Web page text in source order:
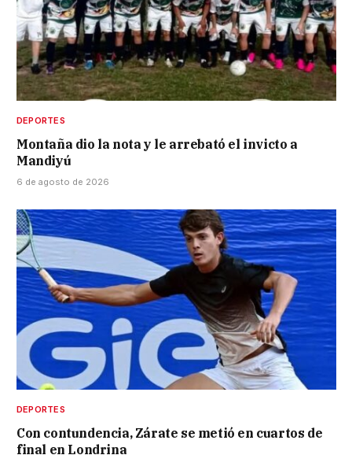
DEPORTES
Montaña dio la nota y le arrebató el invicto a
Mandiyú
6 de agosto de 2026
DEPORTES
Con contundencia, Zárate se metió en cuartos de
final en Londrina